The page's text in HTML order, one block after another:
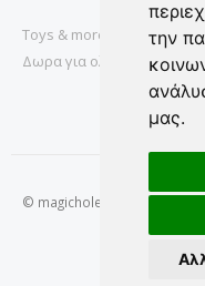
την
μας.
Toys & more
Δωρα για ολους
© magichole.gr 2022. All